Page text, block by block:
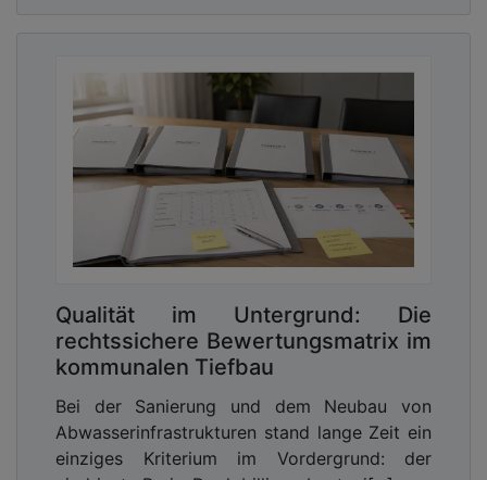
Qualität im Untergrund: Die
rechtssichere Bewertungsmatrix im
kommunalen Tiefbau
Bei der Sanierung und dem Neubau von
Abwasserinfrastrukturen stand lange Zeit ein
einziges Kriterium im Vordergrund: der